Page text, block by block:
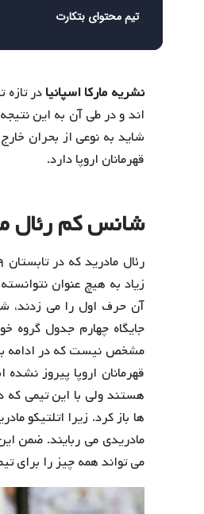
تیم محتوای بتکارت
نشریه مارکا اسپانیادر
اند و در طی آن به این
شاید به نوعی از بحران
قهرمانان اروپا دارد.
شانس کم رئال
زیاد به هیچ عنوان
آن حرف اول را می زدند،
جایگاه چهارم جدول گروه
مشخص نیست که در ادامه
قهرمانان اروپا پیروز
هستند ولی با این تیمی
ها باز کرد. زیرا اتلتیکو
مادریدی می ربایند. ضمن
می تواند همه چیز را برای